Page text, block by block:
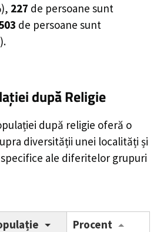
), 227 de persoane sunt
de persoane sunt
).
după Religie
după religie oferă o
diversității unei localități și
ale diferitelor grupuri
Procent